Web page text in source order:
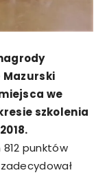
Mazurski
we
szkolenia
punktów